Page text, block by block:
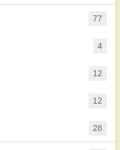
77
4
12
12
28